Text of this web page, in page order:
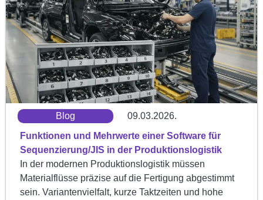
Blog
09.03.2026.
Funktionen und Mehrwerte einer Software für
Sequenzierung/JIS in der Produktionslogistik
In der modernen Produktionslogistik müssen
Materialflüsse präzise auf die Fertigung abgestimmt
sein. Variantenvielfalt, kurze Taktzeiten und hohe